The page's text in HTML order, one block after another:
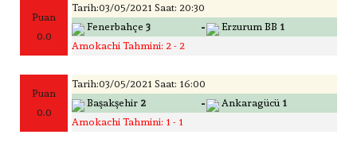
Puan
0.0
Tarih:03/05/2021 Saat: 20:30
Fenerbahçe 3 - Erzurum BB 1
Amokachi Tahmini: 2 - 2
Puan
0.0
Tarih:03/05/2021 Saat: 16:00
Başakşehir 2 - Ankaragücü 1
Amokachi Tahmini: 1 - 1